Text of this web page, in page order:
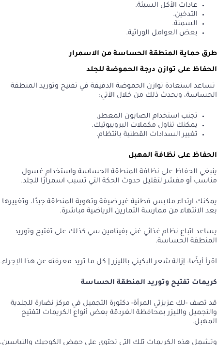
عادات الأكل السيئة.
التدخين.
السمنة.
بعض العوامل الوراثية.
طرق حماية المنطقة الحساسة من الاسمرار
الحفاظ على توازن درجة الحموضة للجلد
تساعد استعادة توازن الحموضة الدقيقة في تفتيح وتوريد المنطقة
الحساسة، ويحدث ذلك من خلال الآتي:
تجنب استخدام الصابون المعطر.
يمكنك تناول مكملات البروبيوتيك.
تغيير السدادات القطنية بانتظام.
الحفاظ على نظافة المهبل
ينبغي الحفاظ على نظافة المنطقة الحساسة واستخدام غسول
مناسب أو مقشر لتقليل حدوث الحكة التي تسبب اسمرارًا للجلد.
يمكنك ارتداء ملابس قطنية غير ضيقة وتهوية المنطقة جيدًا، وتغييرها
بعد الانتهاء من ممارسة التمارين الرياضية مباشرة.
يساعد اتباع نظام غذائي غني بفيتامين سي كذلك على تفتيح وتوريد
المنطقة الحساسة.
اقرأ أيضًا: إزالة شعر البكيني بالليزر | كل ما تريد معرفته عن هذا الإجراء.
كريمات تفتيح وتوريد المنطقة الحساسة
قد تصف -لكِ عزيزتي المرأة- دكتورة التجميل في مركز نضارة للجلدية
والتجميل والليزر بمحافظة الغردقة بعض أنواع الكريمات لتفتيح
المهبل.
وتشمل هذه الكريمات تلك التي تحتوي على حمض الكوجيك والنياسين،